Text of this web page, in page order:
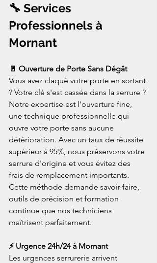
🔧 Services
Professionnels à
Mornant
🚪 Ouverture de Porte Sans Dégât
Vous avez claqué votre porte en sortant
? Votre clé s'est cassée dans la serrure ?
Notre expertise est l'ouverture fine,
une technique professionnelle qui
ouvre votre porte sans aucune
détérioration. Avec un taux de réussite
supérieur à 95%, nous préservons votre
serrure d'origine et vous évitez des
frais de remplacement importants.
Cette méthode demande savoir-faire,
outils de précision et formation
continue que nos techniciens
maîtrisent parfaitement.
⚡ Urgence 24h/24 à Mornant
Les urgences serrurerie arrivent